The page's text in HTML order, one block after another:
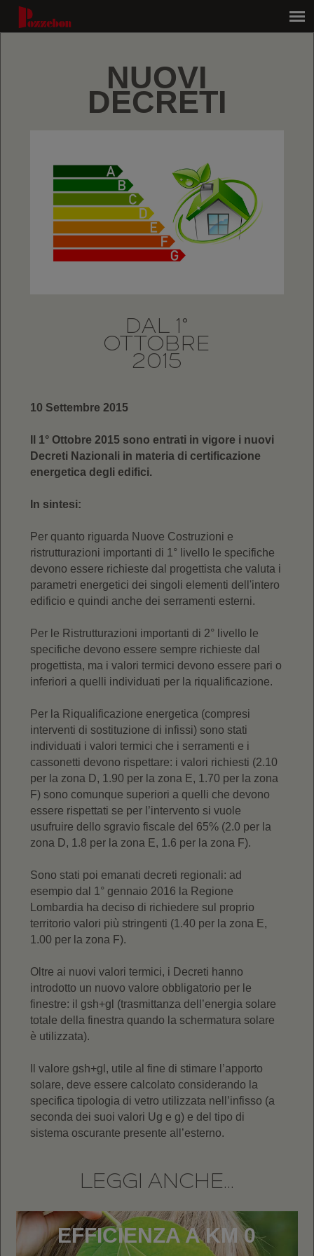
NUOVI
DECRETI
DAL 1°
OTTOBRE
2015
10 Settembre 2015
Il 1° Ottobre 2015 sono entrati in vigore i nuovi
Decreti Nazionali in materia di certificazione
energetica degli edifici.
In sintesi:
Per quanto riguarda Nuove Costruzioni e
ristrutturazioni importanti di 1° livello le specifiche
devono essere richieste dal progettista che valuta i
parametri energetici dei singoli elementi dell'intero
edificio e quindi anche dei serramenti esterni.
Per le Ristrutturazioni importanti di 2° livello le
specifiche devono essere sempre richieste dal
progettista, ma i valori termici devono essere pari o
inferiori a quelli individuati per la riqualificazione.
Per la Riqualificazione energetica (compresi
interventi di sostituzione di infissi) sono stati
individuati i valori termici che i serramenti e i
cassonetti devono rispettare: i valori richiesti (2.10
per la zona D, 1.90 per la zona E, 1.70 per la zona
F) sono comunque superiori a quelli che devono
essere rispettati se per l’intervento si vuole
usufruire dello sgravio fiscale del 65% (2.0 per la
zona D, 1.8 per la zona E, 1.6 per la zona F).
Sono stati poi emanati decreti regionali: ad
esempio dal 1° gennaio 2016 la Regione
Lombardia ha deciso di richiedere sul proprio
territorio valori più stringenti (1.40 per la zona E,
1.00 per la zona F).
Oltre ai nuovi valori termici, i Decreti hanno
introdotto un nuovo valore obbligatorio per le
finestre: il gsh+gl (trasmittanza dell’energia solare
totale della finestra quando la schermatura solare
è utilizzata).
Il valore gsh+gl, utile al fine di stimare l’apporto
solare, deve essere calcolato considerando la
specifica tipologia di vetro utilizzata nell’infisso (a
seconda dei suoi valori Ug e g) e del tipo di
sistema oscurante presente all’esterno.
LEGGI ANCHE...
EFFICIENZA A KM 0